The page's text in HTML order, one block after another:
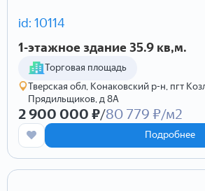
id: 10114
1-этажное здание 35.9 кв,м.
Торговая площадь
Тверская обл, Конаковский р-н, пгт
Прядильщиков, д 8А
Подробнее
2 900 000 ₽/80 779 ₽/м2